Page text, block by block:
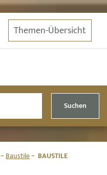
Themen-Übersicht
Suchen
Baustile
BAUSTILE